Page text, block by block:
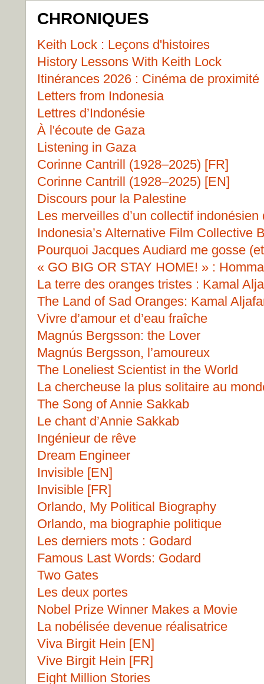
CHRONIQUES
Keith Lock : Leçons d'histoires
History Lessons With Keith Lock
Itinérances 2026 : Cinéma de proximité
Letters from Indonesia
Lettres d’Indonésie
À l'écoute de Gaza
Listening in Gaza
Corinne Cantrill (1928–2025) [FR]
Corinne Cantrill (1928–2025) [EN]
Discours pour la Palestine
Les merveilles d’un collectif
Indonesia’s Alternative Film Collective
Pourquoi Jacques Audiard me gosse
« GO BIG OR STAY HOME! » :
La terre des oranges tristes : Kamal
The Land of Sad Oranges: Kamal
Vivre d’amour et d’eau fraîche
Magnús Bergsson: the Lover
Magnús Bergsson, l’amoureux
The Loneliest Scientist in the World
La chercheuse la plus solitaire au
The Song of Annie Sakkab
Le chant d’Annie Sakkab
Ingénieur de rêve
Dream Engineer
Invisible [EN]
Invisible [FR]
Orlando, My Political Biography
Orlando, ma biographie politique
Les derniers mots : Godard
Famous Last Words: Godard
Two Gates
Les deux portes
Nobel Prize Winner Makes a Movie
La nobélisée devenue réalisatrice
Viva Birgit Hein [EN]
Vive Birgit Hein [FR]
Eight Million Stories